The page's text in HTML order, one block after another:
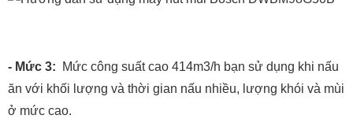
- Mức 3: Mức công suất cao 414m3/h bạn sử dụng khi nấu
ăn với khối lượng và thời gian nấu nhiều, lượng khói và mùi
ở mức cao.